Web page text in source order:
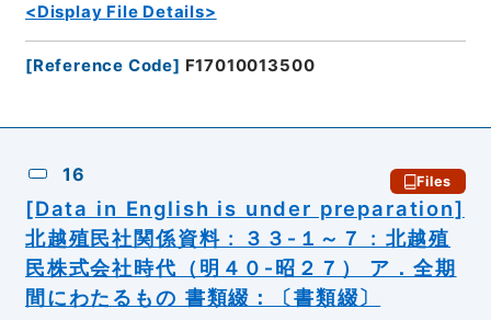
<Display File Details>
[Reference Code] F17010013500
16 Files
[Data in English is under preparation]
北越殖民社関係資料 : ３３‐１～７ : 北越殖
民株式会社時代（明４０‐昭２７） ア．全期
間にわたるもの 書類綴：〔書類綴〕